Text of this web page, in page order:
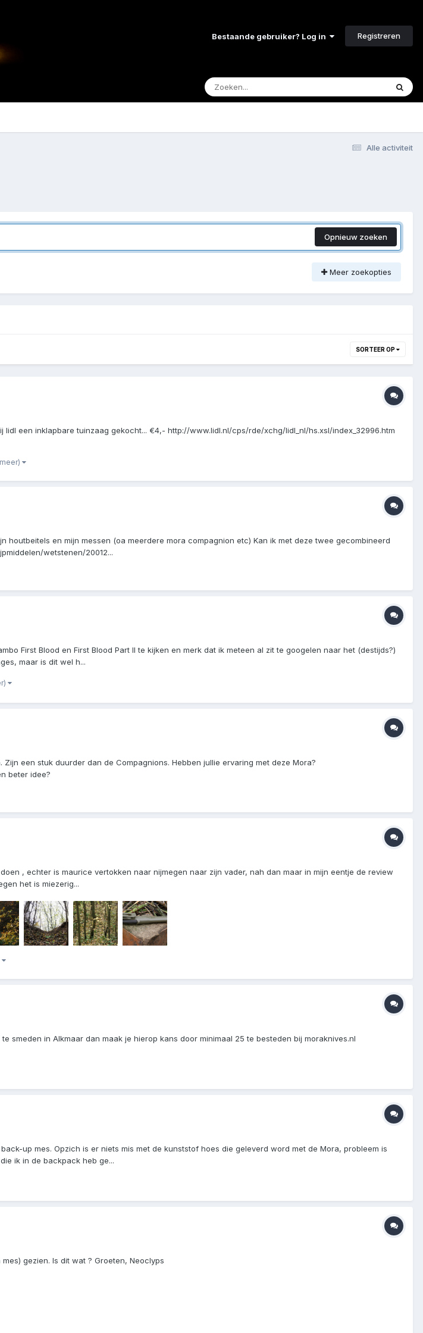
Bestaande gebruiker? Log in Registreren
Alle activiteit
Opnieuw zoeken
Meer zoekopties
SORTEER OP
een inklapbare tuinzaag gekocht... €4,- http://www.lidl.nl/cps/rde/xchg/lidl_nl/hs.xsl/index_32996.htm
en mijn messen (oa meerdere mora compagnion etc) Kan ik met deze twee gecombineerd
wetstenen/20012...
First Blood en First Blood Part II te kijken en merk dat ik meteen al zit te googelen naar het (destijds?)
maar is dit wel h...
een stuk duurder dan de Compagnions. Hebben jullie ervaring met deze Mora?
beter idee?
, echter is maurice vertokken naar nijmegen naar zijn vader, nah dan maar in mijn eentje de review
het is miezerig...
in Alkmaar dan maak je hierop kans door minimaal 25 te besteden bij moraknives.nl
up mes. Opzich is er niets mis met de kunststof hoes die geleverd word met de Mora, probleem is
ik in de backpack heb ge...
gezien. Is dit wat ? Groeten, Neoclyps